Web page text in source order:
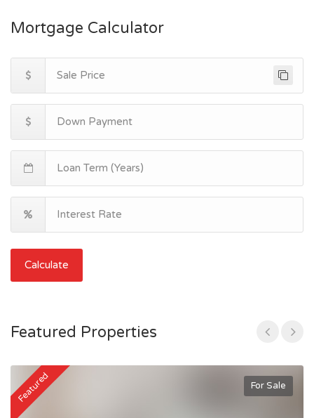
Mortgage Calculator
Calculate
Featured Properties
Featured For Sale